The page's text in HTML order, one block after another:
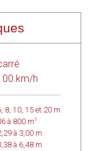
km/h
8, 10, 15 et 20 m
à 800 m2
à 3,00 m
à 6,48 m